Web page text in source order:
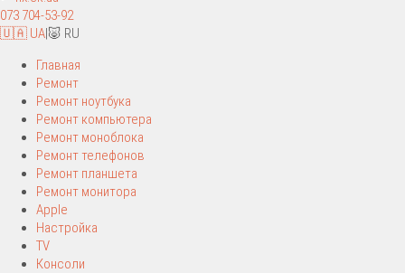
073 704-53-92
🇺🇦 UA|🐷 RU
Главная
Ремонт
Ремонт ноутбука
Ремонт компьютера
Ремонт моноблока
Ремонт телефонов
Ремонт планшета
Ремонт монитора
Apple
Настройка
TV
Консоли